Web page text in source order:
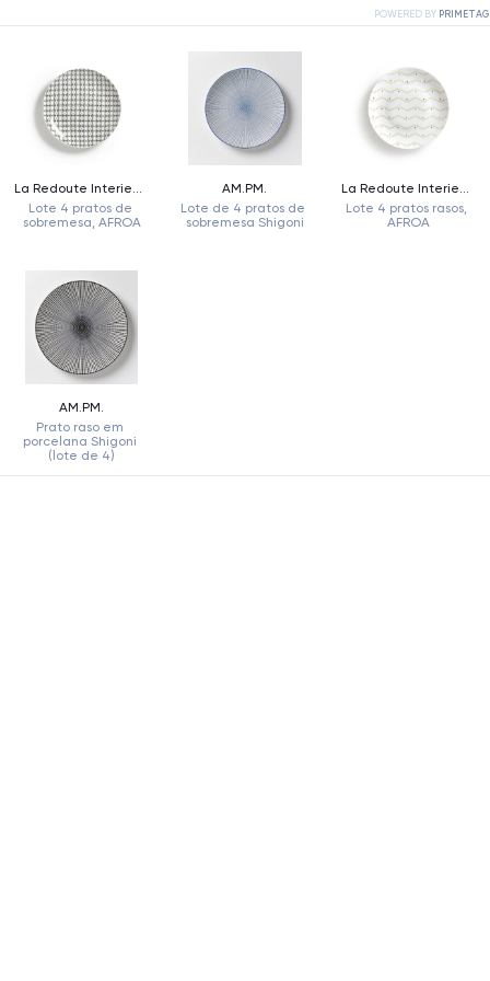
POWERED BY PRIMETAG
La Redoute Interieurs
Lote 4 pratos de
sobremesa, AFROA
AM.PM.
Lote de 4 pratos de
sobremesa Shigoni
La Redoute Interieurs
Lote 4 pratos rasos,
AFROA
AM.PM.
Prato raso em
porcelana Shigoni
(lote de 4)